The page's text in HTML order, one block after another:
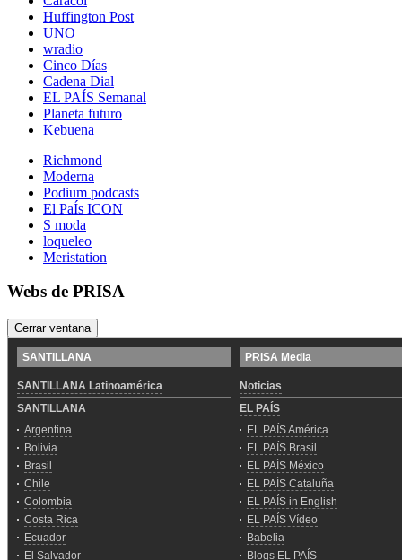
Huffington Post
UNO
wradio
Cinco Días
Cadena Dial
EL PAÍS Semanal
Planeta futuro
Kebuena
Richmond
Moderna
Podium podcasts
El PaÍs ICON
S moda
loqueleo
Meristation
Webs de PRISA
Cerrar ventana